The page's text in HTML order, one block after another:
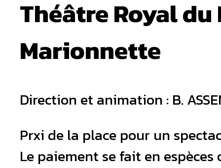
Théâtre Royal
Marionnette
Direction et animation : B.
Prxi de la place pour un
Le paiement se fait en